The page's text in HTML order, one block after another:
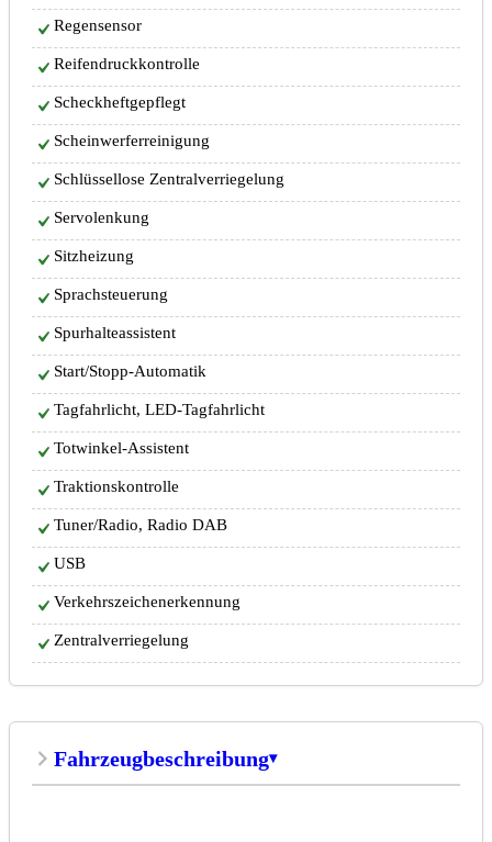
Regensensor
Reifendruckkontrolle
Scheckheftgepflegt
Scheinwerferreinigung
Schlüssellose Zentralverriegelung
Servolenkung
Sitzheizung
Sprachsteuerung
Spurhalteassistent
Start/Stopp-Automatik
Tagfahrlicht, LED-Tagfahrlicht
Totwinkel-Assistent
Traktionskontrolle
Tuner/Radio, Radio DAB
USB
Verkehrszeichenerkennung
Zentralverriegelung
Fahrzeugbeschreibung